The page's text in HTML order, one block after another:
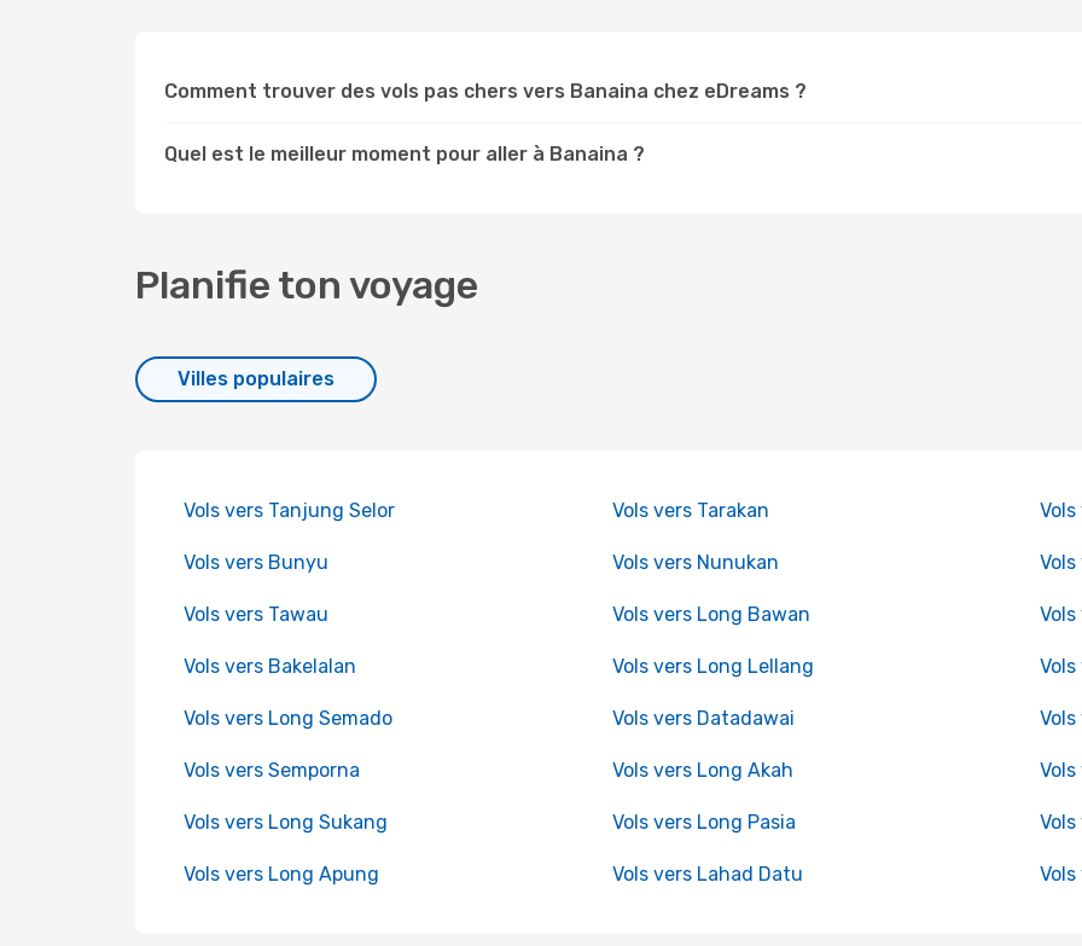
Comment trouver des vols pas chers vers Banaina chez eDreams ?
Quel est le meilleur moment pour aller à Banaina ?
Planifie ton voyage
Villes populaires
Vols vers Tanjung Selor Vols vers Tarakan
Vols vers Bunyu Vols vers Nunukan
Vols vers Tawau Vols vers Long Bawan
Vols vers Bakelalan Vols vers Long Lellang
Vols vers Long Semado Vols vers Datadawai
Vols vers Semporna Vols vers Long Akah
Vols vers Long Sukang Vols vers Long Pasia
Vols vers Long Apung Vols vers Lahad Datu